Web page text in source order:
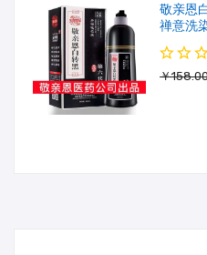
敬亲恩
禅意洗
￥